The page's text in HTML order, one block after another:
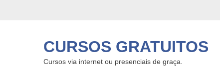
CURSOS GRATUITOS
Cursos via internet ou presenciais de graça.